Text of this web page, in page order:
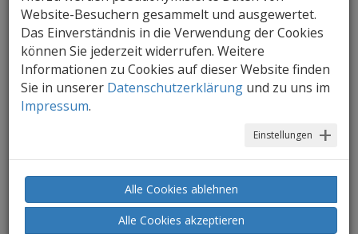
aber wie?
Hier finden Sie einige Tipps wie
erfolgreiche Elternarbeit zum Thema
Medienerziehung gelingen kann.
Neugier gegenüber der kindlichen Lebenswelt
geprägt ist. In einer Atmosphäre, die frei von
Vorurteilen und Wertungen ist, können sich
PädagogInnen und Eltern austauschen,
Website-Besuchern gesammelt und ausgewertet.
Das Einverständnis in die Verwendung der Cookies
können Sie jederzeit widerrufen. Weitere
Informationen zu Cookies auf dieser Website finden
Sie in unserer Datenschutzerklärung und zu uns im
Impressum.
Einstellungen
Alle Cookies ablehnen
Alle Cookies akzeptieren